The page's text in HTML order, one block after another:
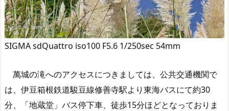
SIGMA sdQuattro iso100 F5.6 1/250sec 54mm
萬城の滝へのアクセスにつきましては、公共交通機関で
は、伊豆箱根鉄道駿豆線修善寺駅より東海バスにて約30
分、「地蔵堂」バス停下車、徒歩15分ほどとなっておりま